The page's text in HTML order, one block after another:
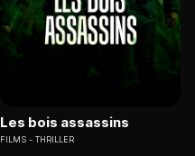
Les bois assassins
FILMS THRILLER